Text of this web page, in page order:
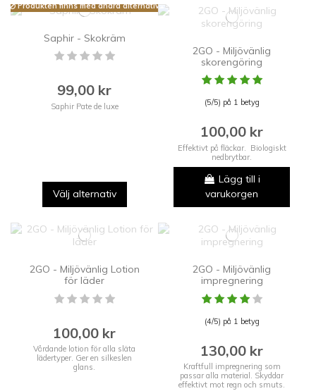
Produkten finns med andra alternativ
Saphir - Skokräm
99,00 kr
Saphir Pate de luxe
Välj alternativ
2GO - Miljövänlig
skorengöring
(5/5) på 1 betyg
100,00 kr
Effektivt på fläckar. Biologiskt
nedbrytbar.
Lägg till i
varukorgen
2GO - Miljövänlig Lotion
för läder
100,00 kr
Vårdande lotion för alla släta
lädertyper. Ger en silkeslen
glans.
2GO - Miljövänlig
impregnering
(4/5) på 1 betyg
130,00 kr
Kraftfull impregnering som
passar alla material. Skyddar
effektivt mot regn och smuts.